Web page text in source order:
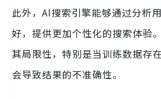
此外，AI搜索引擎能够通过分析
好，提供更加个性化的搜索体验
其局限性，特别是当训练数据存
会导致结果的不准确性。